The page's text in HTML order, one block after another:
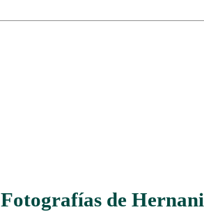
Fotografías de Hernani